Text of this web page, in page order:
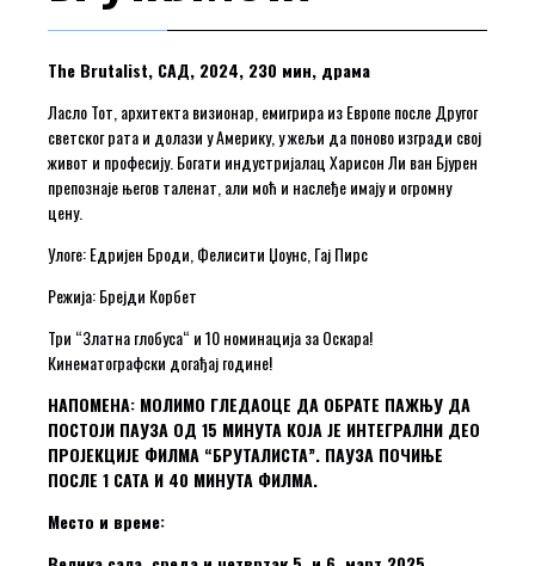
The Brutalist, САД, 2024, 230 мин, драма
Ласло Тот, архитекта визионар, емигрира из Европе после Другог
светског рата и долази у Америку, у жељи да поново изгради свој
живот и професију. Богати индустријалац Харисон Ли ван Бјурен
препознаје његов таленат, али моћ и наслеђе имају и огромну
цену.
Улоге: Едријен Броди, Фелисити Џоунс, Гај Пирс
Режија: Брејди Корбет
Три “Златна глобуса“ и 10 номинација за Оскара!
Кинематографски догађај године!
НАПОМЕНА: МОЛИМО ГЛЕДАОЦЕ ДА ОБРАТЕ ПАЖЊУ ДА
ПОСТОЈИ ПАУЗА ОД 15 МИНУТА КОЈА ЈЕ ИНТЕГРАЛНИ ДЕО
ПРОЈЕКЦИЈЕ ФИЛМА “БРУТАЛИСТА”. ПАУЗА ПОЧИЊЕ
ПОСЛЕ 1 САТА И 40 МИНУТА ФИЛМА.
Место и време: